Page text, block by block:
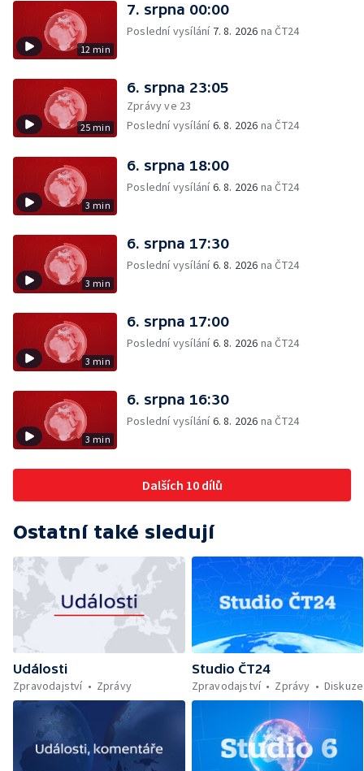
12 min
7. srpna 00:00
Poslední vysílání 7. 8. 2026 na ČT24
25 min
6. srpna 23:05
Zprávy ve 23
Poslední vysílání6. 8. 2026 na ČT24
3 min
6. srpna 18:00
Poslední vysílání6. 8. 2026 na ČT24
3 min
6. srpna 17:30
Poslední vysílání6. 8. 2026 na ČT24
3 min
6. srpna 17:00
Poslední vysílání6. 8. 2026 na ČT24
3 min
6. srpna 16:30
Poslední vysílání6. 8. 2026 na ČT24
Dalších 10 dílů
Ostatní také sledují
Události
Zpravodajství
Zprávy
Studio ČT24
Zpravodajství
Zprávy Diskuze